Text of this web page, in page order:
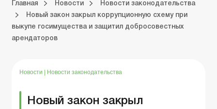
Главная Новости
Новости законодательства
Новый закон закрыл коррупционную схему при
выкупе госимущества и защитил добросовестных
арендаторов
Новости Новости законодательства
Новый закон закрыл